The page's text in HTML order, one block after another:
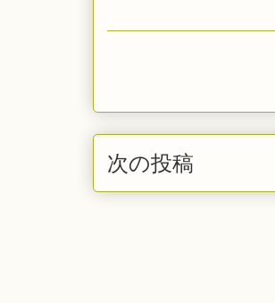
次の投稿